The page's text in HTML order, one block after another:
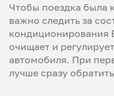
Чтобы поездка была
важно следить за
кондиционирования
очищает и
автомобиля. При
лучше сразу